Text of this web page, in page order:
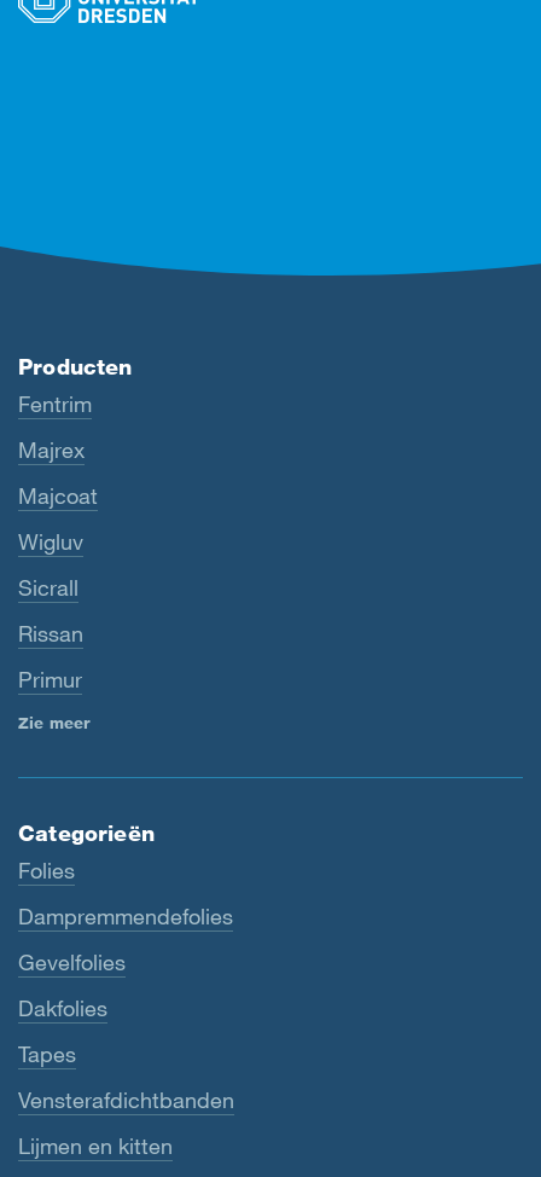
Producten
Fentrim
Majrex
Majcoat
Wigluv
Sicrall
Rissan
Primur
Zie meer
Categorieën
Folies
Dampremmendefolies
Gevelfolies
Dakfolies
Tapes
Vensterafdichtbanden
Lijmen en kitten